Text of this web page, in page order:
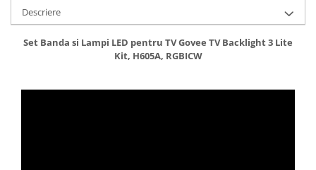
Descriere
Set Banda si Lampi LED pentru TV Govee TV Backlight 3 Lite
Kit, H605A, RGBICW